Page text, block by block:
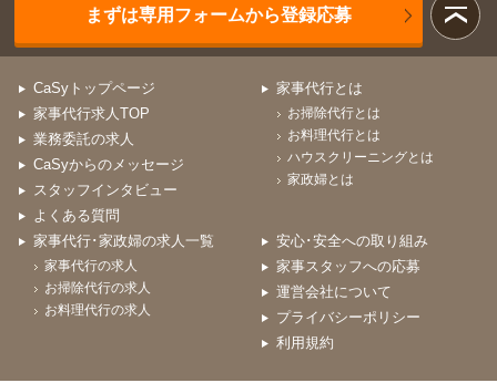
まずは専用フォームから登録応募
CaSyトップページ
家事代行求人TOP
業務委託の求人
CaSyからのメッセージ
スタッフインタビュー
よくある質問
家事代行とは
お掃除代行とは
お料理代行とは
ハウスクリーニングとは
家政婦とは
家事代行･家政婦の求人一覧
家事代行の求人
お掃除代行の求人
お料理代行の求人
安心･安全への取り組み
家事スタッフへの応募
運営会社について
プライバシーポリシー
利用規約